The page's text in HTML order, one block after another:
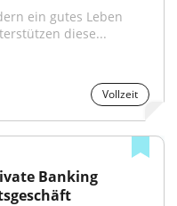
ein gutes Leben
diese...
Vollzeit
Banking